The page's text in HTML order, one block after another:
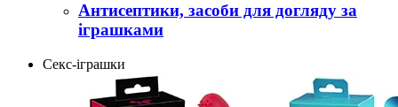
Антисептики, засоби для догляду за
іграшками
Секс-іграшки